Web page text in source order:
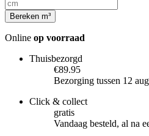
Bereken m³
Online op voorraad
Thuisbezorgd
€89.95
Bezorging tussen 12
Click & collect
gratis
Vandaag besteld, al na